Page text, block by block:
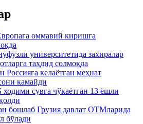
оммавий киришга
университетида захиралар
таҳдид солмоқда
Россияга келаётган меҳнат
камайди
сувга чўкаётган 13 ёшли
бошлаб Грузия давлат ОТМларида
бўлади